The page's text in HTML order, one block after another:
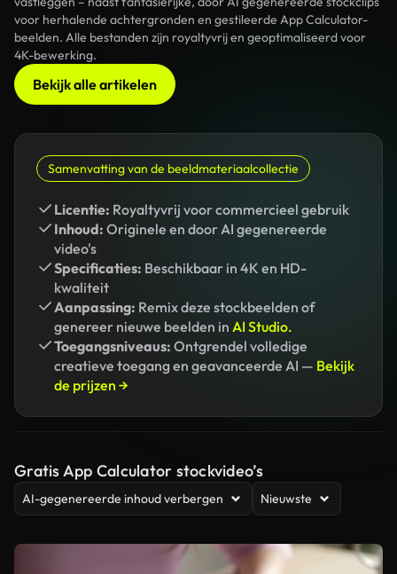
voor herhalende achtergronden en gestileerde App Calculator-
beelden. Alle bestanden zijn royaltyvrij en geoptimaliseerd voor
4K-bewerking.
Bekijk alle artikelen
Samenvatting van de beeldmateriaalcollectie
Licentie: Royaltyvrij voor commercieel gebruik
Inhoud: Originele en door AI gegenereerde
video's
Specificaties: Beschikbaar in 4K en HD-
kwaliteit
Aanpassing: Remix deze stockbeelden of
genereer nieuwe beelden in AI Studio.
Toegangsniveaus: Ontgrendel volledige
creatieve toegang en geavanceerde AI — Bekijk
de prijzen →
Gratis App Calculator stockvideo’s
AI-gegenereerde inhoud verbergen Nieuwste